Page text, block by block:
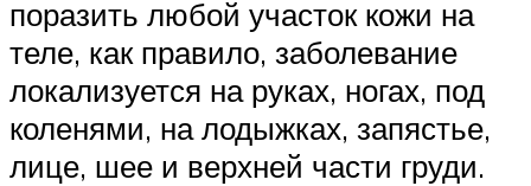
поразить любой участок кожи на
теле, как правило, заболевание
локализуется на руках, ногах, под
коленями, на лодыжках, запястье,
лице, шее и верхней части груди.